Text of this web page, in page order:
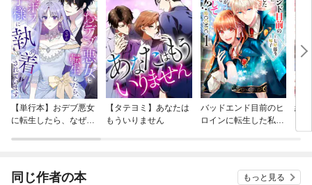
【単行本】おデブ悪女
に転生したら、なぜか
【タテヨミ】あなたは
もういりません
バッドエンド目前のヒ
ロインに転生した私、
結
同じ作者の本 もっと見る